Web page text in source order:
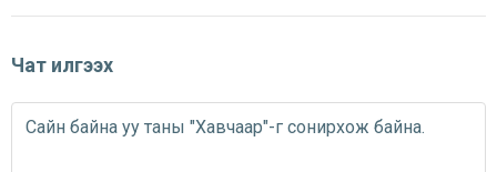
Чат илгээх